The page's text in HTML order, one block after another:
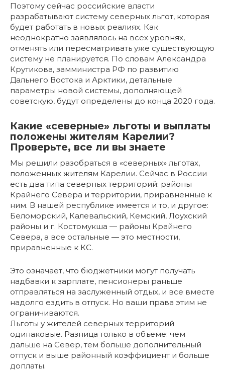
Поэтому сейчас российские власти
разрабатывают систему северных льгот, которая
будет работать в новых реалиях. Как
неоднократно заявлялось на всех уровнях,
отменять или пересматривать уже существующую
систему не планируется. По словам Александра
Крутикова, замминистра РФ по развитию
Дальнего Востока и Арктики, детальные
параметры новой системы, дополняющей
советскую, будут определены до конца 2020 года.
Какие «северные» льготы и выплаты
положены жителям Карелии?
Проверьте, все ли вы знаете
Мы решили разобраться в «северных» льготах,
положенных жителям Карелии. Сейчас в России
есть два типа северных территорий: районы
Крайнего Севера и территории, приравненные к
ним. В нашей республике имеется и то, и другое:
Беломорский, Калевальский, Кемский, Лоухский
районы и г. Костомукша — районы Крайнего
Севера, а все остальные — это местности,
приравненные к КС.
Это означает, что бюджетники могут получать
надбавки к зарплате, пенсионеры раньше
отправляться на заслуженный отдых, и все вместе
надолго ездить в отпуск. Но ваши права этим не
ограничиваются.
Льготы у жителей северных территорий
одинаковые. Разница только в объеме: чем
дальше на Север, тем больше дополнительный
отпуск и выше районный коэффициент и больше
доплаты.